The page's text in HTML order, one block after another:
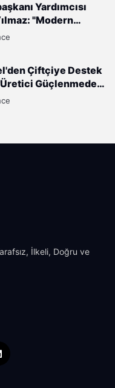
Yardımcısı
"Modern
İmarında
Çiftçiye Destek
Güçlenmeden
İlkeli, Doğru ve